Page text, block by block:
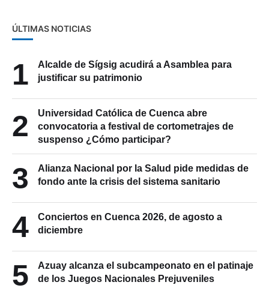
ÚLTIMAS NOTICIAS
1
Alcalde de Sígsig acudirá a Asamblea para
justificar su patrimonio
2
Universidad Católica de Cuenca abre
convocatoria a festival de cortometrajes de
suspenso ¿Cómo participar?
3
Alianza Nacional por la Salud pide medidas de
fondo ante la crisis del sistema sanitario
4
Conciertos en Cuenca 2026, de agosto a
diciembre
5
Azuay alcanza el subcampeonato en el patinaje
de los Juegos Nacionales Prejuveniles